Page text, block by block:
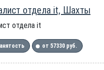
отдела it, Шахты
отдела it
от 57330 руб.